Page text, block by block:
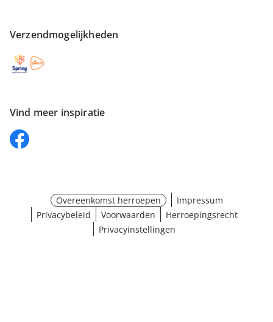
Verzendmogelijkheden
Vind meer inspiratie
Overeenkomst herroepen
Impressum
Privacybeleid
Voorwaarden
Herroepingsrecht
Privacyinstellingen